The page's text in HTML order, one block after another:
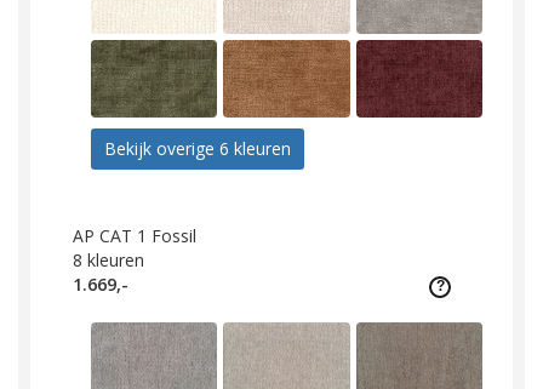
Bekijk overige 6 kleuren
AP CAT 1 Fossil
8 kleuren
1.669,-